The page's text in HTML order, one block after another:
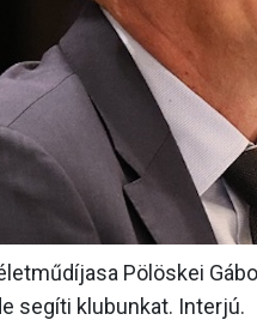
Pölöskei
segíti klubunkat. Interjú.